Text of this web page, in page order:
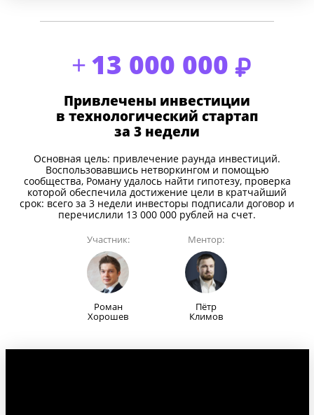
13 000 000 Ж
Привлечены инвестиции
в технологический стартап
за 3 недели
Основная цель: привлечение раунда инвестиций.
Воспользовавшись нетворкингом и помощью
сообщества, Роману удалось найти гипотезу, проверка
которой обеспечила достижение цели в кратчайший
срок: всего за 3 недели инвесторы подписали договор и
перечислили 13 000 000 рублей на счет.
Участник:
Роман
Хорошев
Ментор:
Пётр
Климов